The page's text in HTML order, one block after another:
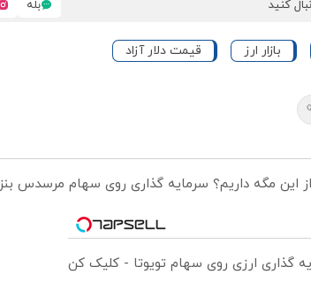
کنید بله
بازار ارز قیمت دلار آزاد
از این مگه داریم؟ سرمایه گذاری روی سهام مرسدس بنز
گذاری ارزی روی سهام تویوتا - کلیک کن